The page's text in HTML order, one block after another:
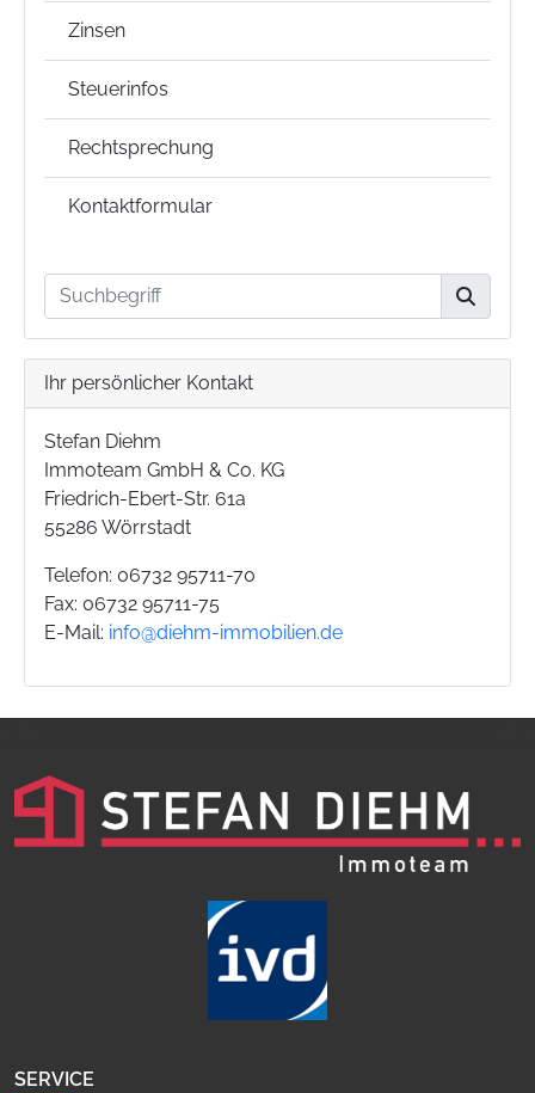
Zinsen
Steuerinfos
Rechtsprechung
Kontaktformular
Ihr persönlicher Kontakt
Stefan Diehm
Immoteam GmbH & Co. KG
Friedrich-Ebert-Str. 61a
55286 Wörrstadt
Telefon: 06732 95711-70
Fax: 06732 95711-75
E-Mail: info@diehm-immobilien.de
SERVICE